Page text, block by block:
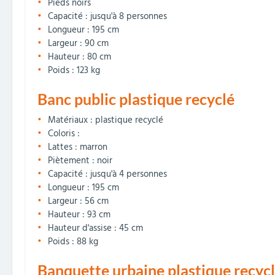
Pieds noirs
Capacité : jusqu'à 8 personnes
Longueur : 195 cm
Largeur : 90 cm
Hauteur : 80 cm
Poids : 123 kg
Banc public plastique recyclé
Matériaux : plastique recyclé
Coloris :
Lattes : marron
Piètement : noir
Capacité : jusqu'à 4 personnes
Longueur : 195 cm
Largeur : 56 cm
Hauteur : 93 cm
Hauteur d'assise : 45 cm
Poids : 88 kg
Banquette urbaine plastique